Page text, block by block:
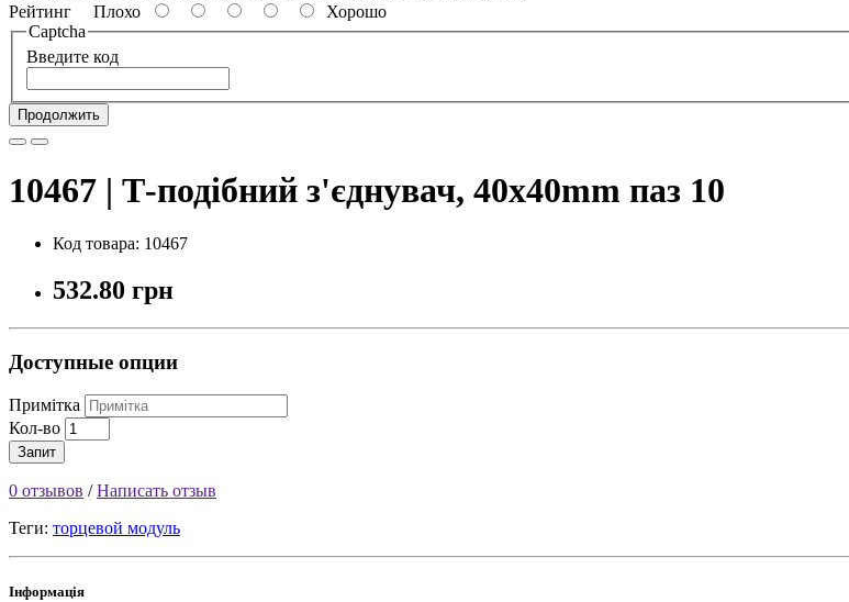
Рейтинг Плохо
Хорошо
Captcha
Введите код
Продолжить
10467 | Т-подібний з'єднувач, 40x40mm паз 10
Код товара: 10467
532.80 грн
Доступные опции
Примітка
Кол-во
Запит
0 отзывов /Написать отзыв
Теги: торцевой модуль
Інформація